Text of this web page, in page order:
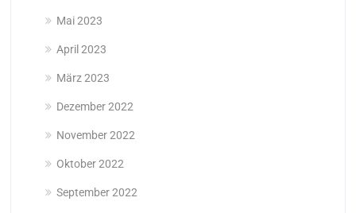
Mai 2023
April 2023
März 2023
Dezember 2022
November 2022
Oktober 2022
September 2022